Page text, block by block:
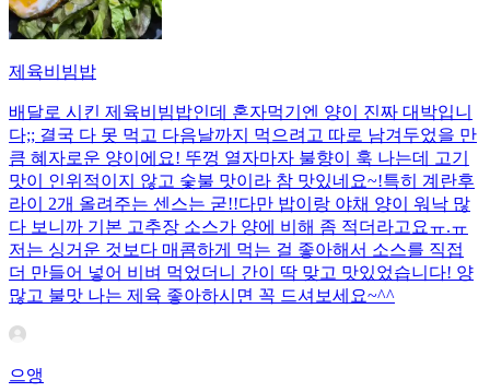
제육비빔밥
배달로 시킨 제육비빔밥인데 혼자먹기엔 양이 진짜 대박입니
다;; 결국 다 못 먹고 다음날까지 먹으려고 따로 남겨두었을 만
큼 혜자로운 양이에요! 뚜껑 열자마자 불향이 훅 나는데 고기
맛이 인위적이지 않고 숯불 맛이라 참 맛있네요~!특히 계란후
라이 2개 올려주는 센스는 굳!! ​다만 밥이랑 야채 양이 워낙 많
다 보니까 기본 고추장 소스가 양에 비해 좀 적더라고요ㅠ.ㅠ
저는 싱거운 것보다 매콤하게 먹는 걸 좋아해서 소스를 직접
더 만들어 넣어 비벼 먹었더니 간이 딱 맞고 맛있었습니다! 양
많고 불맛 나는 제육 좋아하시면 꼭 드셔보세요~^^
으앵